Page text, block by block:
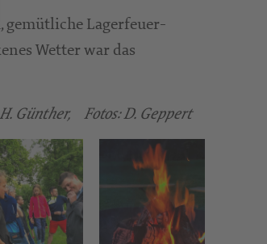
gemütliche Lagerfeuer-
Wetter war das
Günther, Fotos: D. Geppert